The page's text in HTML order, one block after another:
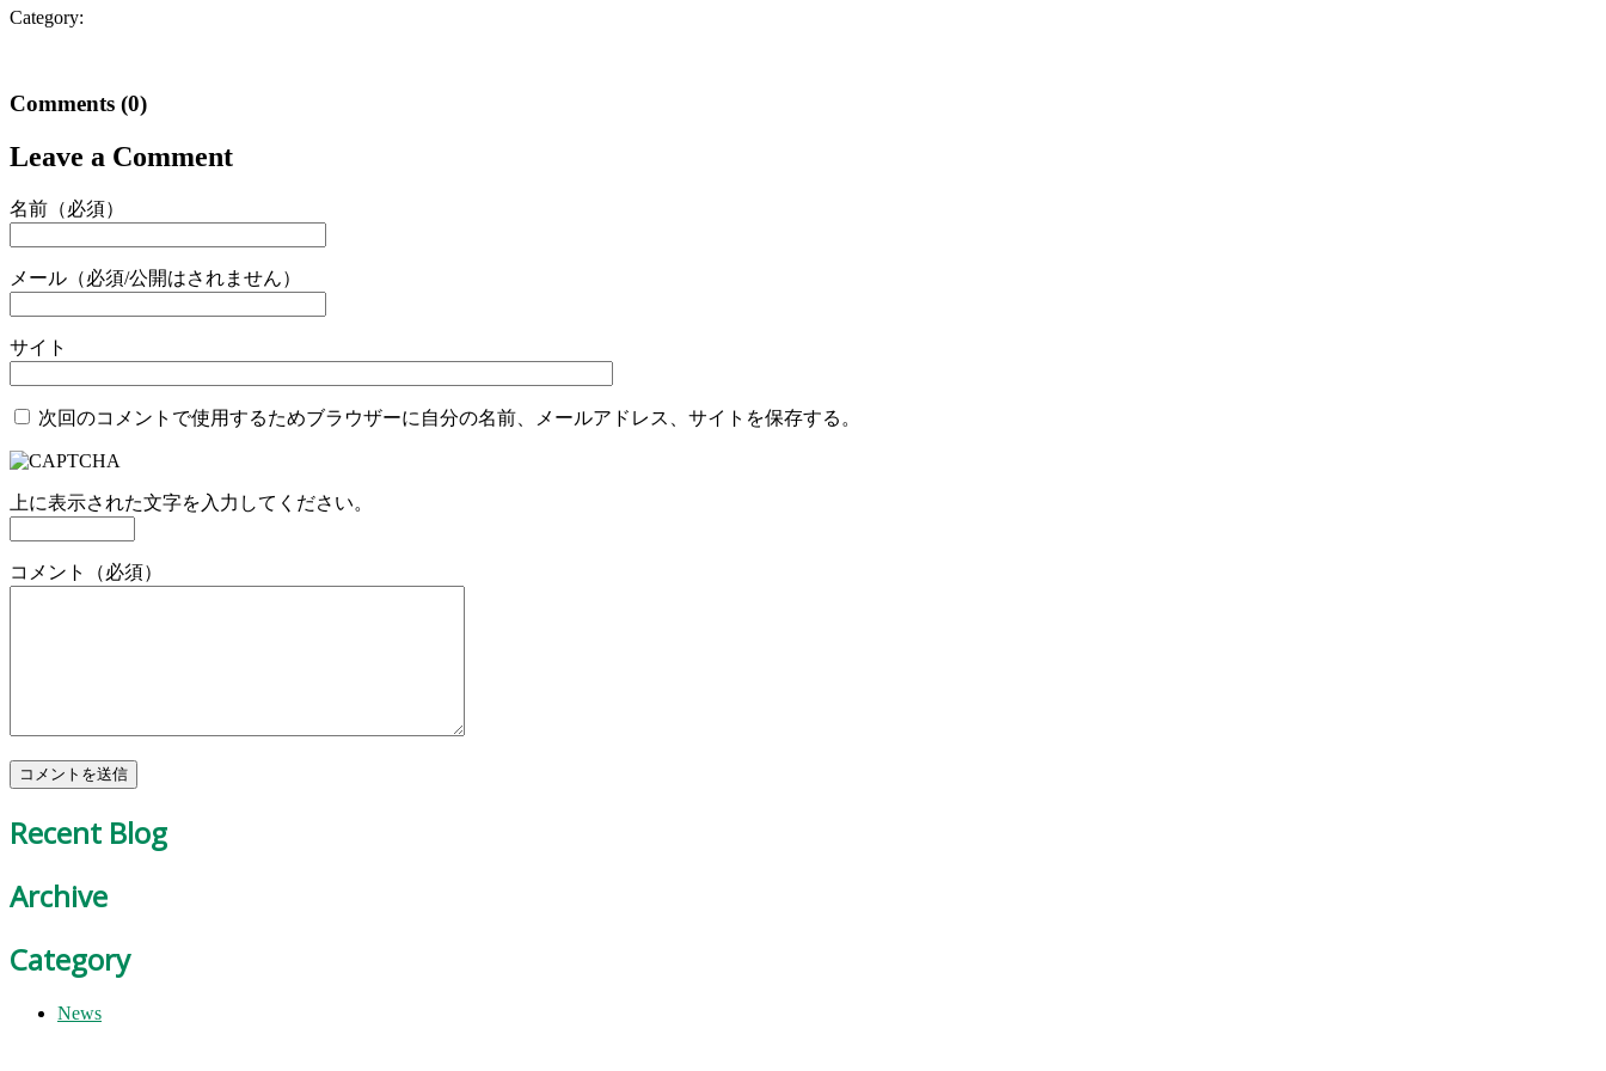
Category:
Comments (0)
Leave a Comment
名前（必須）
メール（必須/公開はされません）
サイト
次回のコメントで使用するためブラウザーに自分の名前、メールアドレス、サイトを保存する。
上に表示された文字を入力してください。
コメント（必須）
Recent Blog
Archive
Category
News